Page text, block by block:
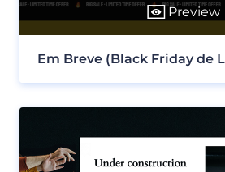
Preview
Em Breve (Black Friday de